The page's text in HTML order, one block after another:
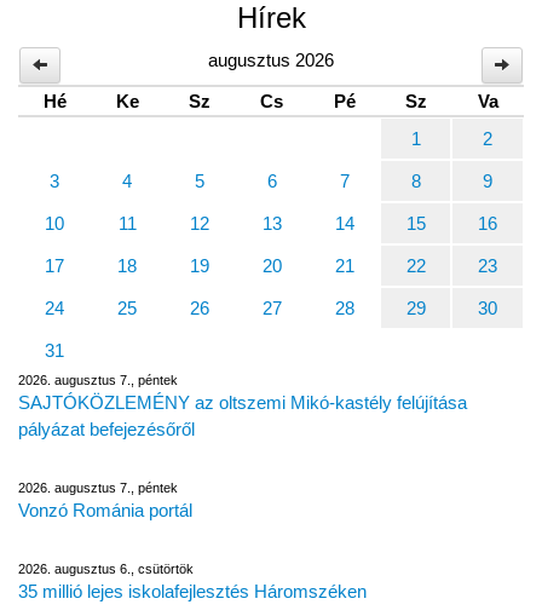
Hírek
augusztus 2026
Hé
Ke Sz Cs Pé Sz
Va
1
2
3 4 5 6 7 8 9
10 11 12 13 14 15 16
17 18 19 20 21 22 23
24 25 26 27 28 29 30
31
2026. augusztus 7., péntek
SAJTÓKÖZLEMÉNY az oltszemi Mikó-kastély felújítása
pályázat befejezésőről
2026. augusztus 7., péntek
Vonzó Románia portál
2026. augusztus 6., csütörtök
35 millió lejes iskolafejlesztés Háromszéken